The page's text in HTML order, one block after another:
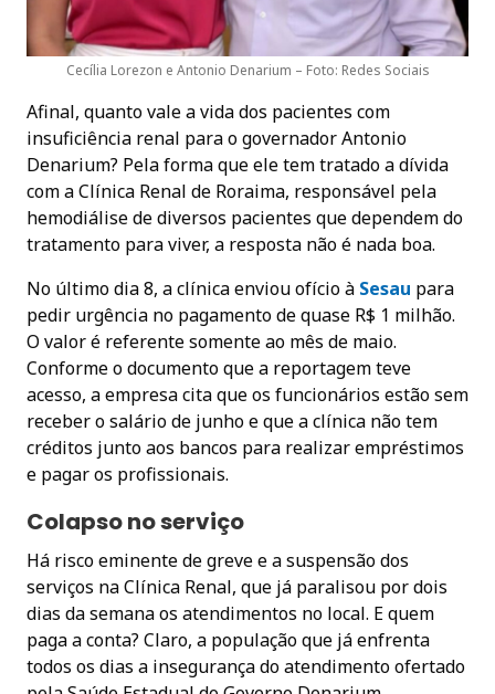
Cecília Lorezon e Antonio Denarium – Foto: Redes Sociais
Afinal, quanto vale a vida dos pacientes com
insuficiência renal para o governador Antonio
Denarium? Pela forma que ele tem tratado a dívida
com a Clínica Renal de Roraima, responsável pela
hemodiálise de diversos pacientes que dependem do
tratamento para viver, a resposta não é nada boa.
No último dia 8, a clínica enviou ofício à Sesau para
pedir urgência no pagamento de quase R$ 1 milhão.
O valor é referente somente ao mês de maio.
Conforme o documento que a reportagem teve
acesso, a empresa cita que os funcionários estão sem
receber o salário de junho e que a clínica não tem
créditos junto aos bancos para realizar empréstimos
e pagar os profissionais.
Colapso no serviço
Há risco eminente de greve e a suspensão dos
serviços na Clínica Renal, que já paralisou por dois
dias da semana os atendimentos no local. E quem
paga a conta? Claro, a população que já enfrenta
todos os dias a insegurança do atendimento ofertado